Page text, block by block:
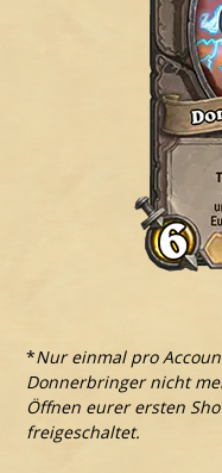
*Nur einmal pro
Donnerbringer nicht
Öffnen eurer ersten
freigeschaltet.